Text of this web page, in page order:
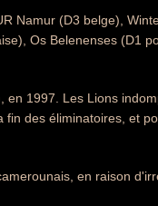
Namur (D3 belge),
Os Belenenses (D1
1997. Les Lions
des éliminatoires, et
en raison